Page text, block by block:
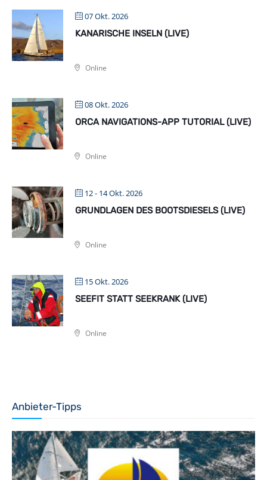
07 Okt. 2026
KANARISCHE INSELN (LIVE)
Online
08 Okt. 2026
ORCA NAVIGATIONS-APP TUTORIAL (LIVE)
Online
12 - 14 Okt. 2026
GRUNDLAGEN DES BOOTSDIESELS (LIVE)
Online
15 Okt. 2026
SEEFIT STATT SEEKRANK (LIVE)
Online
Anbieter-Tipps